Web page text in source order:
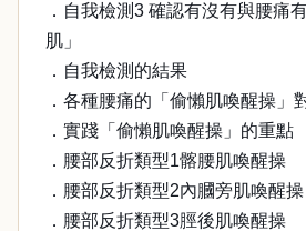
．自我檢測3 確認有沒有與腰痛
肌」
．自我檢測的結果
．各種腰痛的「偷懶肌喚醒操」
．實踐「偷懶肌喚醒操」的重點
．腰部反折類型1髂腰肌喚醒操
．腰部反折類型2內膕旁肌喚醒操
．腰部反折類型3脛後肌喚醒操